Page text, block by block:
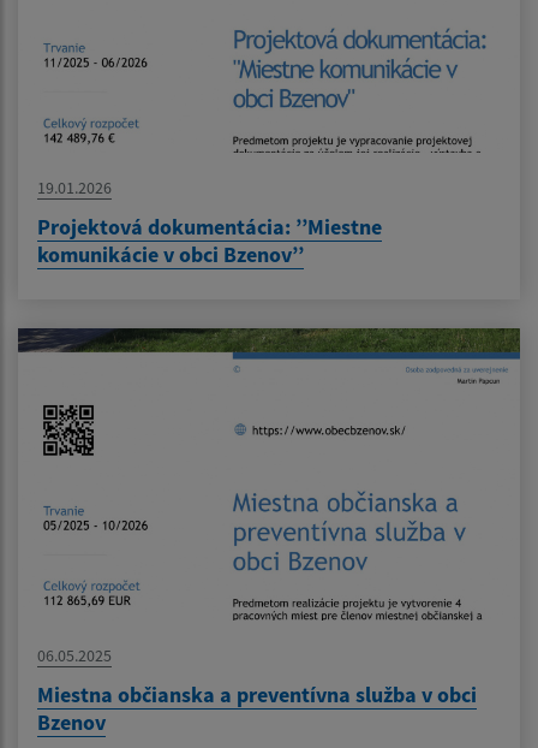
19.01.2026
Projektová dokumentácia: ’’Miestne
komunikácie v obci Bzenov’’
06.05.2025
Miestna občianska a preventívna služba v obci
Bzenov